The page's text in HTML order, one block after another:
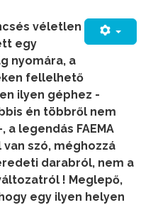
véletlen
egy
nyomára, a
fellelhető
ilyen géphez -
én többről nem
a legendás FAEMA
van szó, méghozzá
darabról, nem a
! Meglepő,
egy ilyen helyen